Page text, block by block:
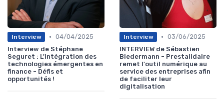
Interview • 04/04/2025
Interview de Stéphane
Seguret : L'intégration des
technologies émergentes en
finance - Défis et
opportunités !
Interview • 03/06/2025
INTERVIEW de Sébastien
Biedermann - Prestalidaire
remet l'outil numérique au
service des entreprises afin
de faciliter leur
digitalisation